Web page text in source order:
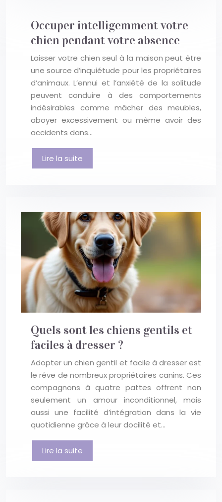
Occuper intelligemment votre
chien pendant votre absence
Laisser votre chien seul à la maison peut être
une source d’inquiétude pour les propriétaires
d’animaux. L’ennui et l’anxiété de la solitude
peuvent conduire à des comportements
indésirables comme mâcher des meubles,
aboyer excessivement ou même avoir des
accidents dans…
Lire la suite
Quels sont les chiens gentils et
faciles à dresser ?
Adopter un chien gentil et facile à dresser est
le rêve de nombreux propriétaires canins. Ces
compagnons à quatre pattes offrent non
seulement un amour inconditionnel, mais
aussi une facilité d’intégration dans la vie
quotidienne grâce à leur docilité et…
Lire la suite